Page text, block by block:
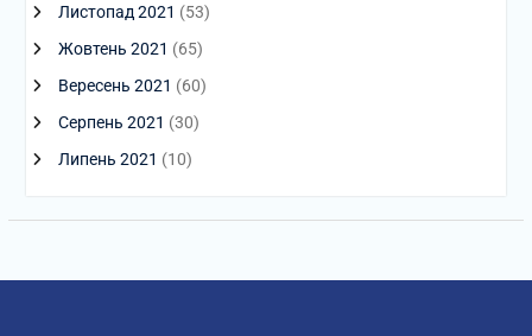
Листопад 2021 (53)
Жовтень 2021 (65)
Вересень 2021 (60)
Серпень 2021 (30)
Липень 2021 (10)